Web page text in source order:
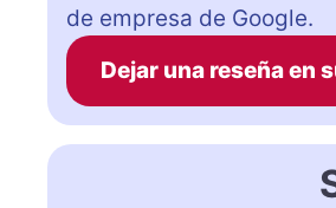
de empresa de Google.
Dejar una reseña en